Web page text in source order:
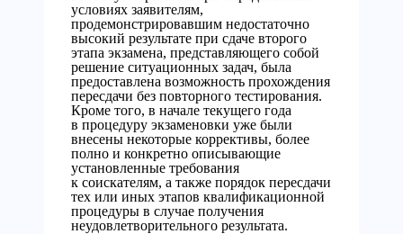
условиях заявителям,
продемонстрировавшим недостаточно
высокий результате при сдаче второго
этапа экзамена, представляющего собой
решение ситуационных задач, была
предоставлена возможность прохождения
пересдачи без повторного тестирования.
Кроме того, в начале текущего года
в процедуру экзаменовки уже были
внесены некоторые коррективы, более
полно и конкретно описывающие
установленные требования
к соискателям, а также порядок пересдачи
тех или иных этапов квалификационной
процедуры в случае получения
неудовлетворительного результата.